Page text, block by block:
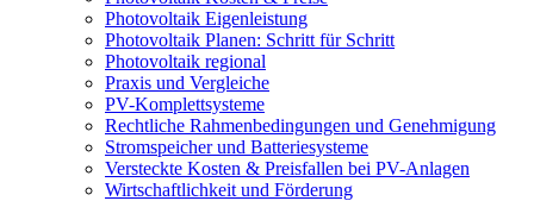
Photovoltaik Eigenleistung
Photovoltaik Planen: Schritt für Schritt
Photovoltaik regional
Praxis und Vergleiche
PV-Komplettsysteme
Rechtliche Rahmenbedingungen und Genehmigung
Stromspeicher und Batteriesysteme
Versteckte Kosten & Preisfallen bei PV-Anlagen
Wirtschaftlichkeit und Förderung